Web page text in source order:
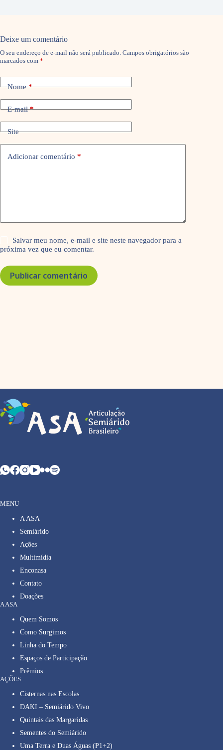
Deixe um comentário
O seu endereço de e-mail não será publicado. Campos obrigatórios são
marcados com *
Nome*
E-mail*
Site
Adicionar comentário *
Salvar meu nome, e-mail e site neste navegador para a
próxima vez que eu comentar.
Publicar comentário
MENU
A ASA
Semiárido
Ações
Multimídia
Enconasa
Contato
Doações
A ASA
Quem Somos
Como Surgimos
Linha do Tempo
Espaços de Participação
Prêmios
AÇÕES
Cisternas nas Escolas
DAKI – Semiárido Vivo
Quintais das Margaridas
Sementes do Semiárido
Uma Terra e Duas Águas (P1+2)